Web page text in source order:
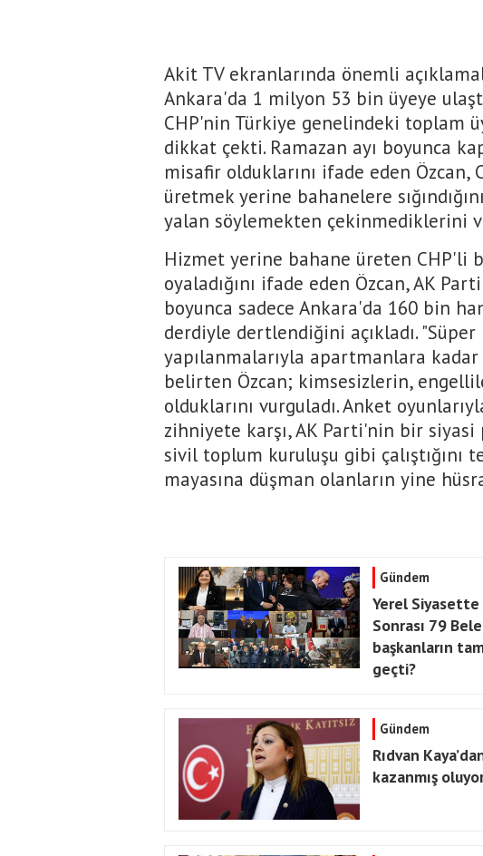
Akit TV ekranlarında önemli
Ankara'da 1 milyon 53 bin üyeye
CHP'nin Türkiye genelindeki toplam
dikkat çekti. Ramazan ayı boyunca
misafir olduklarını ifade eden
üretmek yerine bahanelere
yalan söylemekten çekinmediklerini
Hizmet yerine bahane üreten CHP'li
oyaladığını ifade eden Özcan, AK
boyunca sadece Ankara'da 160 bin
derdiyle dertlendiğini açıkladı.
yapılanmalarıyla apartmanlara
belirten Özcan; kimsesizlerin,
olduklarını vurguladı. Anket
zihniyete karşı, AK Parti'nin bir
sivil toplum kuruluşu gibi çalıştığını
mayasına düşman olanların yine
Gündem
Yerel Siyasette
Sonrası 79
başkanların
geçti?
Gündem
Rıdvan
kazanmış